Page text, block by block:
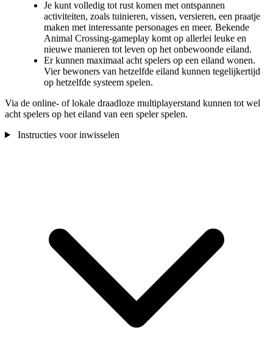
Je kunt volledig tot rust komen met ontspannen
activiteiten, zoals tuinieren, vissen, versieren, een praatje
maken met interessante personages en meer. Bekende
Animal Crossing-gameplay komt op allerlei leuke en
nieuwe manieren tot leven op het onbewoonde eiland.
Er kunnen maximaal acht spelers op een eiland wonen.
Vier bewoners van hetzelfde eiland kunnen tegelijkertijd
op hetzelfde systeem spelen.
Via de online- of lokale draadloze multiplayerstand kunnen tot wel
acht spelers op het eiland van een speler spelen.
Instructies voor inwisselen